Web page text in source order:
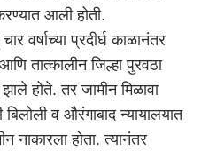
आली होती.
वर्षाच्या प्रदीर्घ काळानंतर
तात्कालीन जिल्हा पुरवठा
होते. तर जामीन मिळावा
व औरंगाबाद न्यायालयात
नाकारला होता. त्यानंतर